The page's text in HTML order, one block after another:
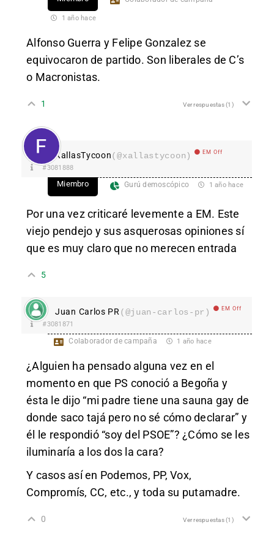
1 año hace
Alfonso Guerra y Felipe Gonzalez se
equivocaron de partido. Son liberales de C’s
o Macronistas.
1 Ver respuestas(1)
XallasTycoon(@xallastycoon) EM Off
#3081888
Miembro Gurú demoscópico 1 año hace
Por una vez criticaré levemente a EM. Este
viejo pendejo y sus asquerosas opiniones sí
que es muy claro que no merecen entrada
5
Juan Carlos PR (@juan-carlos-pr) EM Off
#3081871
Colaborador de campaña 1 año hace
¿Alguien ha pensado alguna vez en el
momento en que PS conoció a Begoña y
ésta le dijo “mi padre tiene una sauna gay de
donde saco tajá pero no sé cómo declarar” y
él le respondió “soy del PSOE”? ¿Cómo se les
iluminaría a los dos la cara?
Y casos así en Podemos, PP, Vox,
Compromís, CC, etc., y toda su putamadre.
0 Ver respuestas(1)